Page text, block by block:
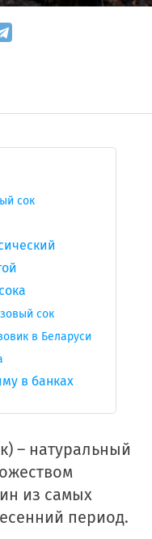
сок
сок
в Беларуси
в банках
– натуральный
из самых
период.